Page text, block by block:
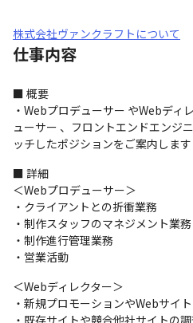
株式会社ヴァンクラフトについて
仕事内容
■ 概要
・Webプロデューサー やWebディ
ューサー 、フロントエンドエンジ
ッチしたポジションをご案内します
■ 詳細
＜Webプロデューサー＞
・クライアントとの折衝業務
・制作スタッフのマネジメント業務
・制作進行管理業務
・営業活動
＜Webディレクター＞
・新規プロモーションやWebサイ
・既存サイトや競合他社サイトの